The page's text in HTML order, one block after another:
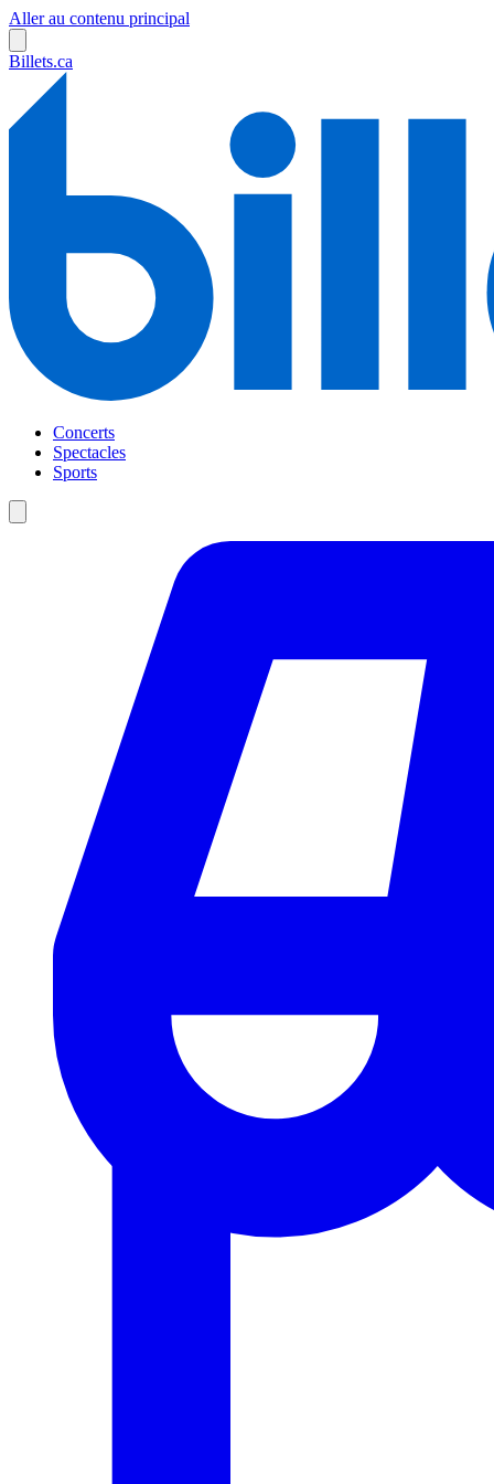
Aller au contenu principal
Billets.ca
Concerts
Spectacles
Sports